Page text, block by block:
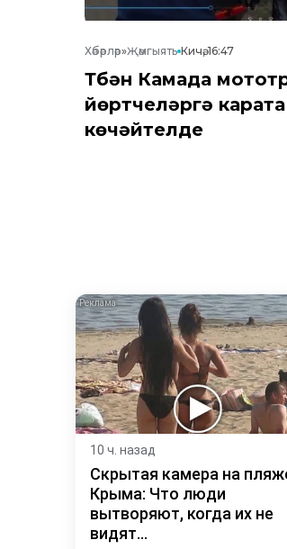
Хәбәрләр»Җәмгыять Кичә, 16:47
Түбән Камада
йөртүчеләргә
көчәйтелде
10 ч. назад
Скрытая камера на
Крыма: Что люди
вытворяют, когда их не
видят...